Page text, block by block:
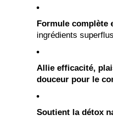
Formule complète
ingrédients superflus
Allie efficacité,
douceur pour le
Soutient la détox